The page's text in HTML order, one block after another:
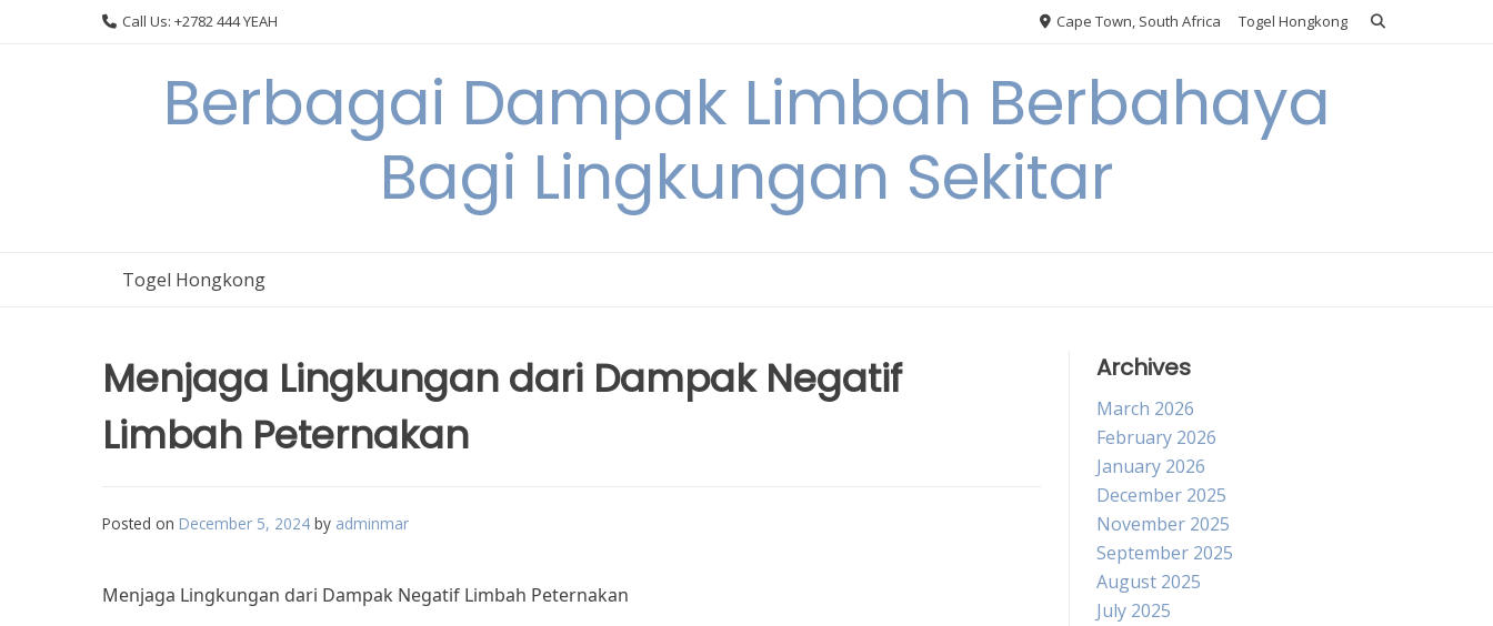
Call Us: +2782 444 YEAH Cape Town, South Africa Togel Hongkong
Berbagai Dampak Limbah Berbahaya
Bagi Lingkungan Sekitar
Togel Hongkong
Menjaga Lingkungan dari Dampak Negatif
Limbah Peternakan
Posted on December 5, 2024 by adminmar
Menjaga Lingkungan dari Dampak Negatif Limbah Peternakan
Archives
March 2026
February 2026
January 2026
December 2025
November 2025
September 2025
August 2025
July 2025